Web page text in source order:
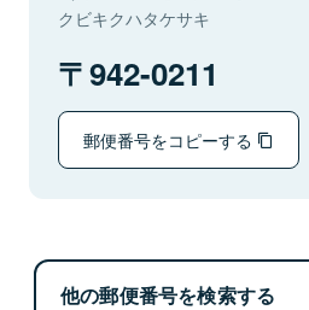
クビキクハタケサキ
942-0211
郵便番号をコピーする
他の郵便番号を検索する